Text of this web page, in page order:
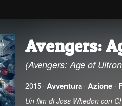
Avengers:
(Avengers: Age of
2015 · Avventura · Azione ·
Un film di Joss Whedon con